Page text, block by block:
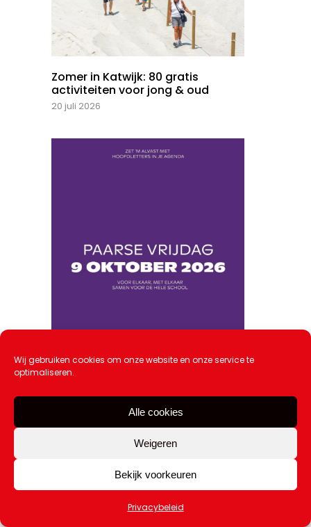
Wij gebruiken cookies om onze website en onze service te
optimaliseren.
Alle cookies
Weigeren
Bekijk voorkeuren
Privacybeleid
Zomer in Katwijk: 80 gratis
activiteiten voor jong & oud
20 juli 2026
Paarse Vrijdag krijgt een nieuwe
20 juli 2026